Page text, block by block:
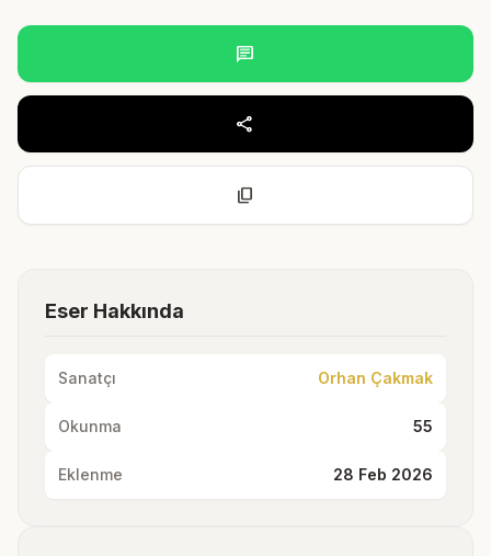
chat
share
content_copy
Eser Hakkında
Sanatçı Orhan Çakmak
Okunma 55
Eklenme 28 Feb 2026